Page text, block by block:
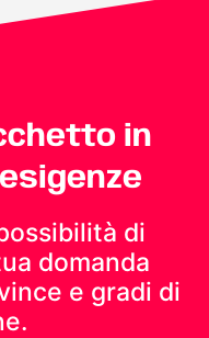
in
di
domanda
e gradi di